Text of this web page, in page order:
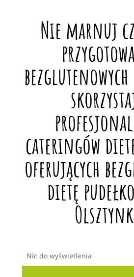
Nie marnuj
cateringów
oferujących
dietę
Nic do wyświetlenia